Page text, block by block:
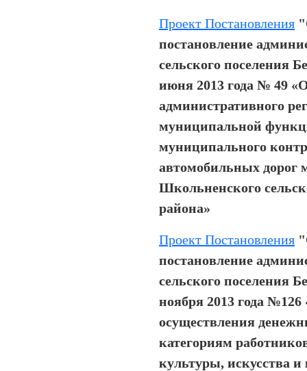
Проект Постановления
постановление
сельского поселения
июня 2013 года № 49
административного
муниципальной
муниципального
автомобильных дорог
Школьненского
района»
Проект Постановления
постановление
сельского поселения
ноября 2013 года
осуществления
категориям
культуры, искусства